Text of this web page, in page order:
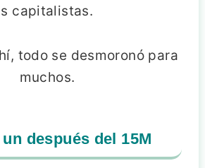
capitalistas.
todo se desmoronó para
muchos.
después del 15M